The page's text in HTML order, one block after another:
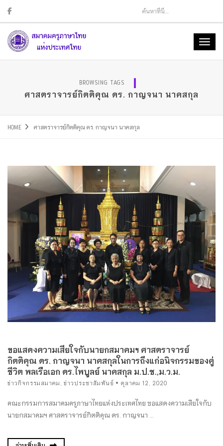
BROWSING TAGS
ศาสตราจารย์กิตติคุณ ดร. กาญจนา นาคสกุล
HOME ศาสตราจารย์กิตติคุณ ดร. กาญจนา นาคสกุล
ขอแสดงความเสียใจกับนายกสมาคมฯ ศาสตราจารย์
กิตติคุณ ดร. กาญจนา นาคสกุลในการถึงแก่อนิจกรรมของคู่
ชีวิต พลเรือเอก ดร.ไพบูลย์ นาคสกุล ม.ป.ช.,ม.ว.ม.
ข่าวกิจกรรมสมาคม ข่าวประชาสัมพันธ์ ตุลาคม 12, 2020
คณะกรรมการสมาคมครูภาษาไทยแห่งประเทศไทย ขอแสดงความเสียใจกับ
นายกสมาคมฯ ศาสตราจารย์กิตติคุณ ดร. กาญจนา ...